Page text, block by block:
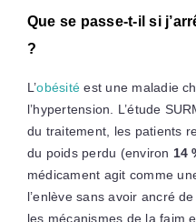
Que se passe-t-il si
?
L’obésité est une maladie
l’hypertension. L’étude
du traitement, les patients
du poids perdu (environ 14
médicament agit comme
l’enlève sans avoir ancré
les mécanismes de la faim